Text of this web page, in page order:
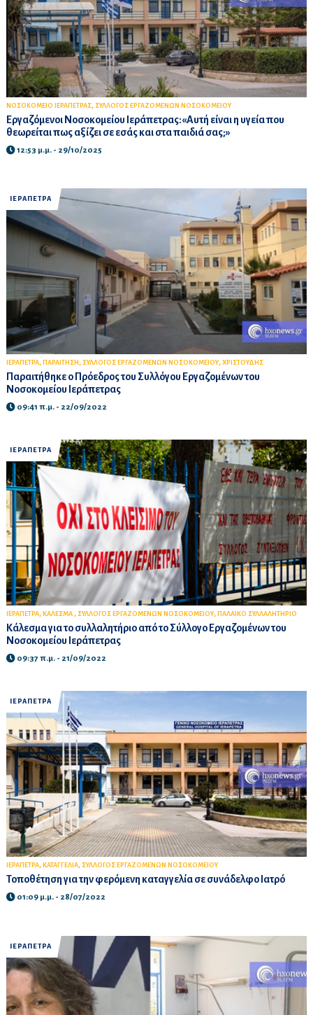
NΟΣΟΚΟΜΕΙΟ ΙΕΡΑΠΕΤΡΑΣ, ΣΥΛΛΟΓΟΣ ΕΡΓΑΖΟΜΕΝΩΝ ΝΟΣΟΚΟΜΕΙΟΥ
Εργαζόμενοι Νοσοκομείου Ιεράπετρας:«Αυτή είναι η υγεία που
θεωρείται πως αξίζει σε εσάς και στα παιδιά σας;»
12:53 μ.μ. - 29/10/2025
ΙΕΡΑΠΕΤΡΑ
ΙΕΡΑΠΕΤΡΑ, ΠΑΡΑΙΤΗΣΗ , ΣΥΛΛΟΓΟΣ ΕΡΓΑΖΟΜΕΝΩΝ ΝΟΣΟΚΟΜΕΙΟΥ, ΧΡΙΣΤΟΥΔΗΣ
Παραιτήθηκε ο Πρόεδρος του Συλλόγου Εργαζομένων του
Νοσοκομείου Ιεράπετρας
09:41 π.μ. - 22/09/2022
ΙΕΡΑΠΕΤΡΑ
ΙΕΡΑΠΕΤΡΑ, ΚΑΛΕΣΜΑ , ΣΥΛΛΟΓΟΣ ΕΡΓΑΖΟΜΕΝΩΝ ΝΟΣΟΚΟΜΕΙΟΥ, ΠΑΛΑΙΚΟ ΣΥΛΛΑΛΗΤΗΡΙΟ
Κάλεσμα για το συλλαλητήριο από το Σύλλογο Εργαζομένων του
Νοσοκομείου Ιεράπετρας
09:37 π.μ. - 21/09/2022
ΙΕΡΑΠΕΤΡΑ
ΙΕΡΑΠΕΤΡΑ, ΚΑΤΑΓΓΕΛΙΑ, ΣΥΛΛΟΓΟΣ ΕΡΓΑΖΟΜΕΝΩΝ ΝΟΣΟΚΟΜΕΙΟΥ
Τοποθέτηση για την φερόμενη καταγγελία σε συνάδελφο Ιατρό
01:09 μ.μ. - 28/07/2022
ΙΕΡΑΠΕΤΡΑ